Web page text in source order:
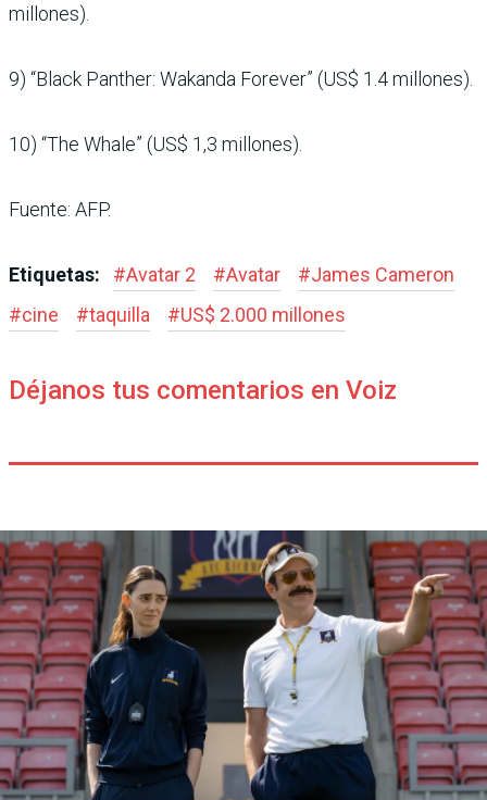
millones).
9) “Black Panther: Wakanda Forever” (US$ 1.4 millones).
10) “The Whale” (US$ 1,3 millones).
Fuente: AFP.
Etiquetas: #Avatar 2 #Avatar #James Cameron
#cine #taquilla #US$ 2.000 millones
Déjanos tus comentarios en Voiz